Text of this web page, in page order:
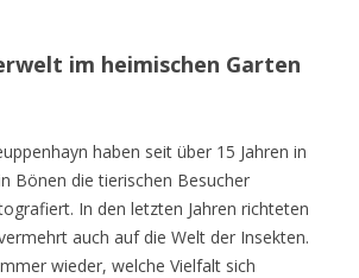
im heimischen Garten
haben seit über 15 Jahren in
Bönen die tierischen Besucher
In den letzten Jahren richteten
auch auf die Welt der Insekten.
wieder, welche Vielfalt sich